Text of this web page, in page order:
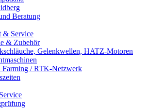
Beratung
& Service
& Zubehör
Gelenkwellen, HATZ-Motoren
Farming / RTK-Netzwerk